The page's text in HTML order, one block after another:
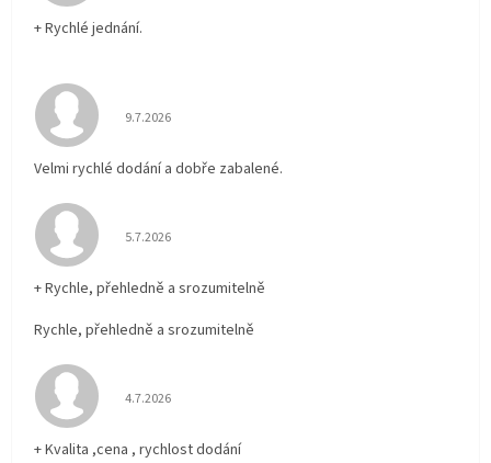
+ Rychlé jednání.
Hodnocení obchodu je 5 z 5 hvězdiček.
9.7.2026
Velmi rychlé dodání a dobře zabalené.
Hodnocení obchodu je 5 z 5 hvězdiček.
5.7.2026
+ Rychle, přehledně a srozumitelně
Rychle, přehledně a srozumitelně
Hodnocení obchodu je 5 z 5 hvězdiček.
4.7.2026
+ Kvalita ,cena , rychlost dodání